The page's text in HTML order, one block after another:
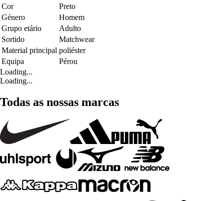
Cor
Preto
Género
Homem
Grupo etário
Adulto
Sortido
Matchwear
Material principal poliéster
Equipa
Pérou
Loading...
Loading...
Todas as nossas marcas